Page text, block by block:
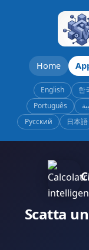
Home
English 한
Português
Русский
日本語
Scatta